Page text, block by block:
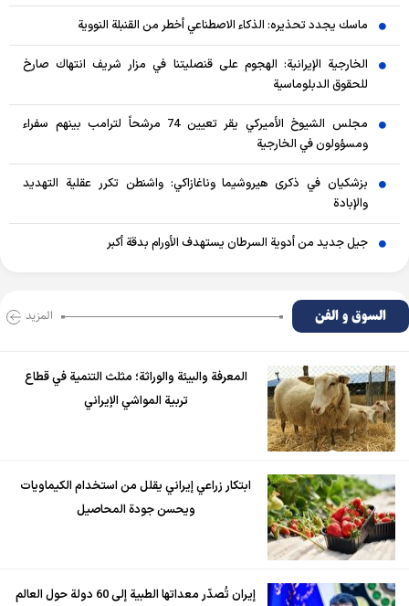
ماسك يجدد تحذيره: الذكاء الاصطناعي أخطر من القنبلة النووية
الخارجية الإيرانية: الهجوم على قنصليتنا في مزار شريف انتهاك صارخ
للحقوق الدبلوماسية
مجلس الشيوخ الأميركي يقر تعيين 74 مرشحاً لترامب بينهم سفراء
ومسؤولون في الخارجية
بزشكيان في ذكرى هيروشيما وناغازاكي: واشنطن تكرر عقلية التهديد
والإبادة
جيل جديد من أدوية السرطان يستهدف الأورام بدقة أكبر
السوق و الفن المزید
المعرفة والبيئة والوراثة؛ مثلث التنمية في قطاع
تربية المواشي الإيراني
ابتكار زراعي إيراني يقلل من استخدام الكيماويات
ويحسن جودة المحاصيل
إيران تُصدّر معداتها الطبية إلى 60 دولة حول العالم